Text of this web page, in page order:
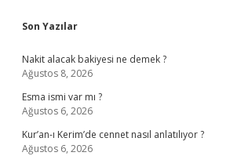
Sidebar
Son Yazılar
Nakit alacak bakiyesi ne demek ?
Ağustos 8, 2026
Esma ismi var mı ?
Ağustos 6, 2026
Kur’an-ı Kerim’de cennet nasıl anlatılıyor ?
Ağustos 6, 2026